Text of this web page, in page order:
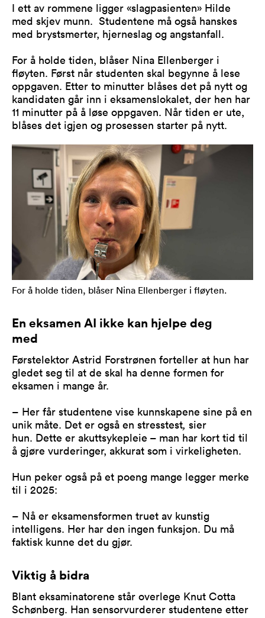
I ett av rommene ligger «slagpasienten» Hilde
med skjev munn. Studentene må også hanskes
med brystsmerter, hjerneslag og angstanfall.
For å holde tiden, blåser Nina Ellenberger i
fløyten. Først når studenten skal begynne å lese
oppgaven. Etter to minutter blåses det på nytt og
kandidaten går inn i eksamenslokalet, der hen har
11 minutter på å løse oppgaven. Når tiden er ute,
blåses det igjen og prosessen starter på nytt.
For å holde tiden, blåser Nina Ellenberger i fløyten.
En eksamen AI ikke kan hjelpe deg
med
Førstelektor Astrid Forstrønen forteller at hun har
gledet seg til at de skal ha denne formen for
eksamen i mange år.
– Her får studentene vise kunnskapene sine på en
unik måte. Det er også en stresstest, sier
hun. Dette er akuttsykepleie – man har kort tid til
å gjøre vurderinger, akkurat som i virkeligheten.
Hun peker også på et poeng mange legger merke
til i 2025:
– Nå er eksamensformen truet av kunstig
intelligens. Her har den ingen funksjon. Du må
faktisk kunne det du gjør.
Viktig å bidra
Blant eksaminatorene står overlege Knut Cotta
Schønberg. Han sensorvurderer studentene etter